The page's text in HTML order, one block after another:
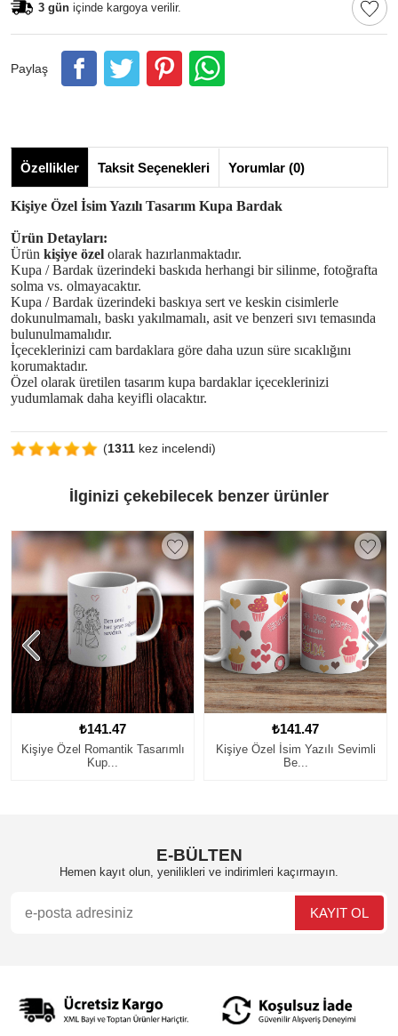
3 gün içinde kargoya verilir.
Paylaş
Özellikler Taksit Seçenekleri Yorumlar (0)
Kişiye Özel İsim Yazılı Tasarım Kupa Bardak
Ürün Detayları:
Ürün kişiye özel olarak hazırlanmaktadır.
Kupa / Bardak üzerindeki baskıda herhangi bir silinme, fotoğrafta
solma vs. olmayacaktır.
Kupa / Bardak üzerindeki baskıya sert ve keskin cisimlerle
dokunulmamalı, baskı yakılmamalı, asit ve benzeri sıvı temasında
bulunulmamalıdır.
İçeceklerinizi cam bardaklara göre daha uzun süre sıcaklığını
korumaktadır.
Özel olarak üretilen tasarım kupa bardaklar içeceklerinizi
yudumlamak daha keyifli olacaktır.
(1311 kez incelendi)
İlginizi çekebilecek benzer ürünler
₺141.47
Kişiye Özel İsim Yazılı Sevimli
₺141.47
Kişiye Özel Almanca
Tema...
E-BÜLTEN
Hemen kayıt olun, yenilikleri ve indirimleri kaçırmayın.